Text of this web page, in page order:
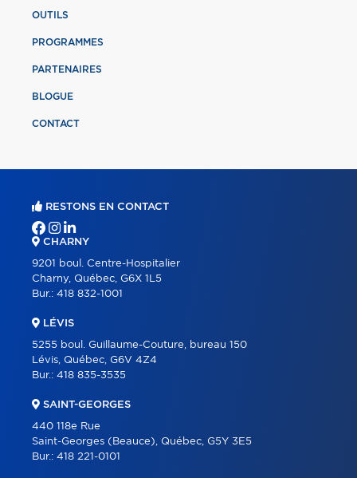
OUTILS
PROGRAMMES
PARTENAIRES
BLOGUE
CONTACT
RESTONS EN CONTACT
CHARNY
9201 boul. Centre-Hospitalier
Charny, Québec, G6X 1L5
Bur.: 418 832-1001
LÉVIS
5255 boul. Guillaume-Couture, bureau 150
Lévis, Québec, G6V 4Z4
Bur.: 418 835-3535
SAINT-GEORGES
440 118e Rue
Saint-Georges (Beauce), Québec, G5Y 3E5
Bur.: 418 221-0101